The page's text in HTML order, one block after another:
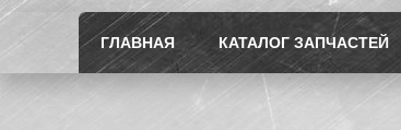
ГЛАВНАЯ КАТАЛОГ ЗАПЧАСТЕЙ